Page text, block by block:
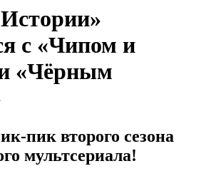
с «Чипом и
«Чёрным
пик второго сезона
мультсериала!